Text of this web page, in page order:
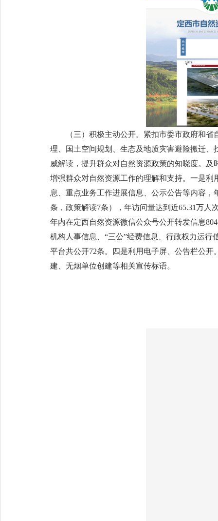
（三）积极主动公开。紧扣市委市政府和
理、国土空间规划、生态及地质灾害避险搬迁
威解读，提升群众对自然资源政策的知晓度。
增强群众对自然资源工作的理解和支持。一是
息、重点业务工作进展信息、公示公告等内容，
条，政策解读7条），年访问量达到近65.31万
年内在定西自然资源微信公众号公开转发信息
机构人事信息、“三公”经费信息、行政权力运
平台共公开72条。四是利用电子屏、公告栏公
建、无烟单位创建等相关宣传标语。